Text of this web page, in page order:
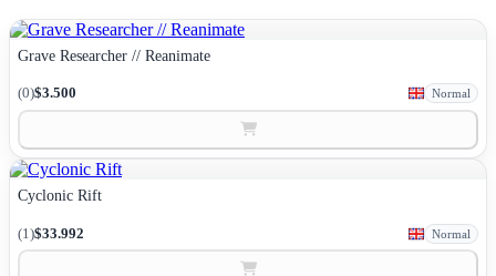
Grave Researcher // Reanimate
(0)$3.500 Normal
Cyclonic Rift
(1)$33.992 Normal